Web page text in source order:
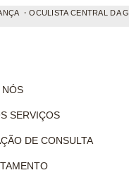
OCULISTA CENTRAL DA
NÓS
SERVIÇOS
DE CONSULTA